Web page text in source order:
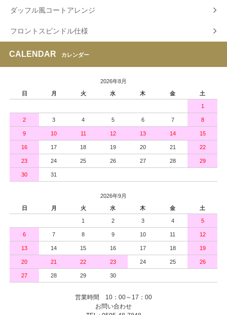
ダッフル風コートアレンジ
フロントスピンドル仕様
CALENDAR カレンダー
2026年8月
日
月 火 水 木 金 土
1
2 3 4 5 6 7 8
9 10 11 12 13 14 15
16 17 18 19 20 21 22
23 24 25 26 27 28 29
30 31
2026年9月
日
月 火 水 木 金 土
1 2 3 4 5
6 7 8 9 10 11 12
13 14 15 16 17 18 19
20 21 22 23 24 25 26
27 28 29 30
営業時間 10：00～17：00
お問い合わせ